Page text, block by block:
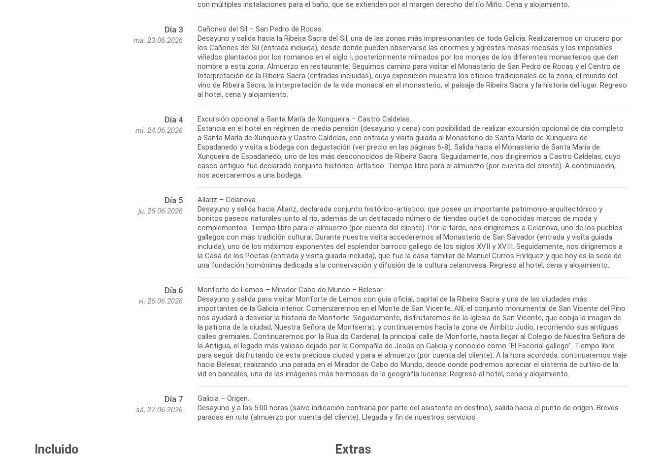
Día 3
ma, 23.06.2026
Cañones del Sil – San Pedro de Rocas.
Desayuno y salida hacia la Ribeira Sacra del Sil, una de las zonas más impresionantes de toda Galicia. Realizaremos un crucero por
los Cañones del Sil (entrada incluida), desde donde pueden observarse las enormes y agrestes masas rocosas y los imposibles
viñedos plantados por los romanos en el siglo I, posteriormente mimados por los monjes de los diferentes monasterios que dan
nombre a esta zona. Almuerzo en restaurante. Seguimos camino para visitar el Monasterio de San Pedro de Rocas y el Centro de
Interpretación de la Ribeira Sacra (entradas incluidas), cuya exposición muestra los oficios tradicionales de la zona, el mundo del
vino de Ribeira Sacra, la interpretación de la vida monacal en el monasterio, el paisaje de Ribeira Sacra y la historia del lugar. Regreso
Día 4
mi, 24.06.2026
Excursión opcional a Santa María de Xunqueira – Castro Caldelas.
Estancia en el hotel en régimen de media pensión (desayuno y cena) con posibilidad de realizar excursión opcional de día completo
a Santa María de Xunqueira y Castro Caldelas, con entrada y visita guiada al Monasterio de Santa María de Xunqueira de
Espadanedo y visita a bodega con degustación (ver precio en las páginas 6-8). Salida hacia el Monasterio de Santa María de
Xunqueira de Espadanedo, uno de los más desconocidos de Ribeira Sacra. Seguidamente, nos dirigiremos a Castro Caldelas, cuyo
casco antiguo fue declarado conjunto histórico-artístico. Tiempo libre para el almuerzo (por cuenta del cliente). A continuación,
Día 5
ju, 25.06.2026
Allariz – Celanova.
Desayuno y salida hacia Allariz, declarada conjunto histórico-artístico, que posee un importante patrimonio arquitectónico y
bonitos paseos naturales junto al río, además de un destacado número de tiendas outlet de conocidas marcas de moda y
complementos. Tiempo libre para el almuerzo (por cuenta del cliente). Por la tarde, nos dirigiremos a Celanova, uno de los pueblos
gallegos con más tradición cultural. Durante nuestra visita accederemos al Monasterio de San Salvador (entrada y visita guiada
incluida), uno de los máximos exponentes del esplendor barroco gallego de los siglos XVII y XVIII. Seguidamente, nos dirigiremos a
la Casa de los Poetas (entrada y visita guiada incluida), que fue la casa familiar de Manuel Curros Enríquez y que hoy es la sede de
Día 6
vi, 26.06.2026
Monforte de Lemos – Mirador Cabo do Mundo – Belesar.
Desayuno y salida para visitar Monforte de Lemos con guía oficial, capital de la Ribeira Sacra y una de las ciudades más
importantes de la Galicia interior. Comenzaremos en el Monte de San Vicente. Allí, el conjunto monumental de San Vicente del Pino
nos ayudará a desvelar la historia de Monforte. Seguidamente, disfrutaremos de la Iglesia de San Vicente, que cobija la imagen de
la patrona de la ciudad, Nuestra Señora de Montserrat, y continuaremos hacia la zona de Ámbito Judío, recorriendo sus antiguas
calles gremiales. Continuaremos por la Rua do Cardenal, la principal calle de Monforte, hasta llegar al Colegio de Nuestra Señora de
la Antigua, el legado más valioso dejado por la Compañía de Jesús en Galicia y conocido como “El Escorial gallego”. Tiempo libre
para seguir disfrutando de esta preciosa ciudad y para el almuerzo (por cuenta del cliente). A la hora acordada, continuaremos viaje
hacia Belesar, realizando una parada en el Mirador de Cabo do Mundo, desde donde podremos apreciar el sistema de cultivo de la
Día 7
sá, 27.06.2026
Galicia – Origen.
Desayuno y a las 5:00 horas (salvo indicación contraria por parte del asistente en destino), salida hacia el punto de origen. Breves
Incluido Extras